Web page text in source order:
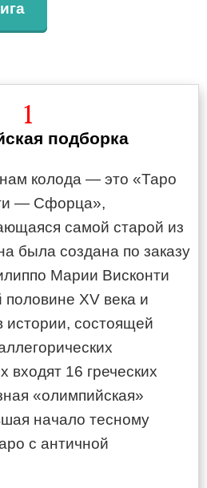
1
подборка
колода — это «Таро
— Сфорца»,
самой старой из
была создана по заказу
Марии Висконти
XV века и
истории, состоящей
входят 16 греческих
«олимпийская»
начало тесному
с античной